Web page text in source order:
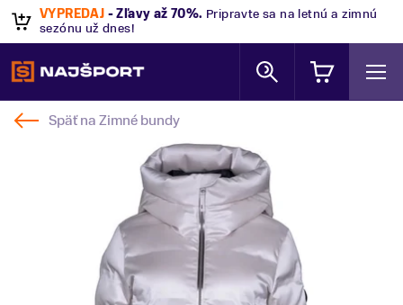
VÝPREDAJ - Zľavy až 70%. Pripravte sa na letnú a zimnú
sezónu už dnes!
Späť naZimné bundy